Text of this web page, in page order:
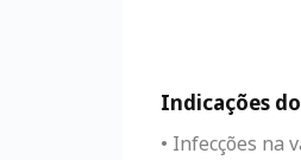
Indicações
• Infecções na